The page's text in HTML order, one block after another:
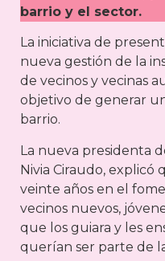
barrio y el sector.
La iniciativa de
nueva gestión de la
de vecinos y vecinas
objetivo de generar
barrio.
La nueva presidenta
Nivia Ciraudo, explicó
veinte años en el
vecinos nuevos,
que los guiara y les
querían ser parte de